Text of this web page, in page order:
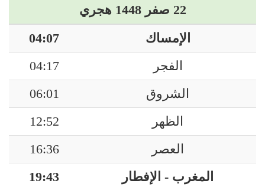
22 صفر 1448 هجري
الإمساك
04:07
الفجر
04:17
الشروق
06:01
الظهر
12:52
العصر
16:36
المغرب - الإفطار
19:43